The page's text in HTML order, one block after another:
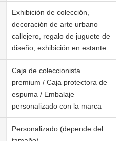
Exhibición de colección,
decoración de arte urbano
callejero, regalo de juguete de
diseño, exhibición en estante
Caja de coleccionista
premium / Caja protectora de
espuma / Embalaje
personalizado con la marca
Personalizado (depende del